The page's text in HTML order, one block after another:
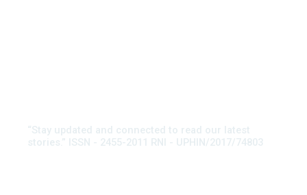
“Stay updated and connected to read our latest
stories.” ISSN - 2455-2011 RNI - UPHIN/2017/74803